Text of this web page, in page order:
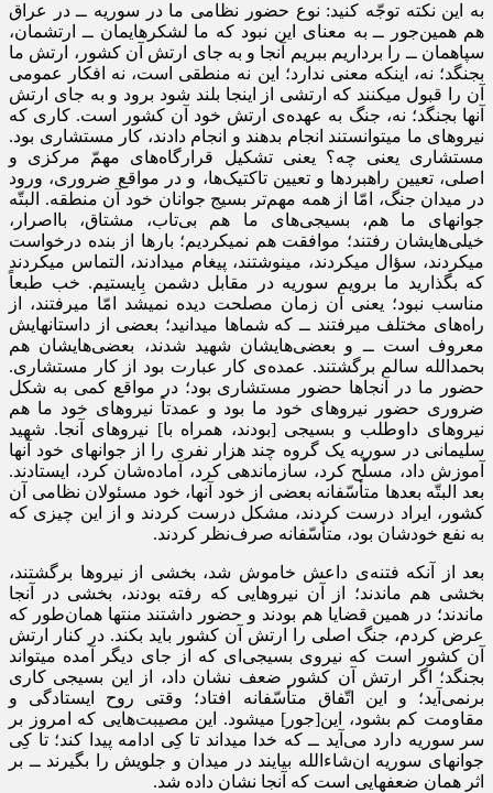
به این نکته توجّه کنید: نوع حضور نظامی ما در سوریه ــ در عراق
هم همین‌جور ــ به معنای این نبود که ما لشکرهایمان ــ ارتشمان،
سپاهمان ــ را برداریم ببریم آنجا و به جای ارتش آن کشور، ارتش ما
بجنگد؛ نه، اینکه معنی ندارد؛ این نه منطقی است، نه افکار عمومی
آن را قبول میکنند که ارتشی از اینجا بلند شود برود و به جای ارتش
آنها بجنگد؛ نه، جنگ به عهده‌ی ارتش خود آن کشور است. کاری که
نیروهای ما میتوانستند انجام بدهند و انجام دادند، کار مستشاری بود.
مستشاری یعنی چه؟ یعنی تشکیل قرارگاه‌های مهمّ مرکزی و
اصلی، تعیین راهبردها و تعیین تاکتیک‌ها، و در مواقع ضروری، ورود
در میدان جنگ، امّا از همه مهم‌تر بسیج جوانان خود آن منطقه. البتّه
جوانهای ما هم، بسیجی‌های ما هم بی‌تاب، مشتاق، بااصرار،
خیلی‌هایشان رفتند؛ موافقت هم نمیکردیم؛ بارها از بنده درخواست
میکردند، سؤال میکردند، مینوشتند، پیغام میدادند، التماس میکردند
که بگذارید ما برویم سوریه در مقابل دشمن بِایستیم. خب طبعاً
مناسب نبود؛ یعنی آن زمان مصلحت دیده نمیشد امّا میرفتند، از
راه‌های مختلف میرفتند ــ که شماها میدانید؛ بعضی از داستانهایش
معروف است ــ و بعضی‌هایشان شهید شدند، بعضی‌هایشان هم
بحمدالله سالم برگشتند. عمده‌ی کار عبارت بود از کار مستشاری.
حضور ما در آنجاها حضور مستشاری بود؛ در مواقع کمی به شکل
ضروری حضور نیروهای خود ما بود و عمدتاً نیروهای خود ما هم
نیروهای داوطلب و بسیجی [بودند، همراه با] نیروهای آنجا. شهید
سلیمانی در سوریه یک گروه چند هزار نفری را از جوانهای خود آنها
آموزش داد، مسلّح کرد، سازماندهی کرد، آماده‌شان کرد، ایستادند.
بعد البتّه بعدها متأسّفانه بعضی از خود آنها، خود مسئولان نظامی آن
کشور، ایراد درست کردند، مشکل درست کردند و از این چیزی که
به نفع خودشان بود، متأسّفانه صرف‌نظر کردند.
بعد از آنکه فتنه‌ی داعش خاموش شد، بخشی از نیروها برگشتند،
بخشی هم ماندند؛ از آن نیروهایی که رفته بودند، بخشی در آنجا
ماندند؛ در همین قضایا هم بودند و حضور داشتند منتها همان‌طور که
عرض کردم، جنگ اصلی را ارتش آن کشور باید بکند. در کنار ارتش
آن کشور است که نیروی بسیجی‌ای که از جای دیگر آمده میتواند
بجنگد؛ اگر ارتش آن کشور ضعف نشان داد، از این بسیجی کاری
برنمی‌آید؛ و این اتّفاق متأسّفانه افتاد؛ وقتی روح ایستادگی و
مقاومت کم بشود، این‌[جور] میشود. این مصیبتهایی که امروز بر
سر سوریه دارد می‌آید ــ که خدا میداند تا کِی ادامه پیدا کند؛ تا کِی
جوانهای سوریه ان‌شاءالله بیایند در میدان و جلویش را بگیرند ــ بر
اثر همان ضعفهایی است که آنجا نشان داده شد.